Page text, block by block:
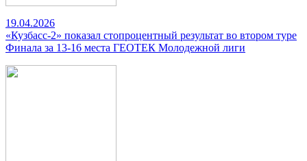
19.04.2026
«Кузбасс-2» показал стопроцентный результат во втором туре
Финала за 13-16 места ГЕОТЕК Молодежной лиги